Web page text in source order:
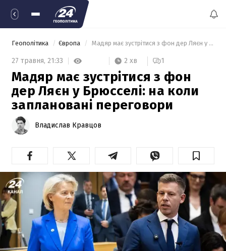
Геополітика Європа Мадяр має зустрітися з фон дер Ляєн у Брюсселі: на коли заплановані переговори
27 травня, 21:33 2 хв 1
Мадяр має зустрітися з фон
дер Ляєн у Брюсселі: на коли
заплановані переговори
Владислав Кравцов